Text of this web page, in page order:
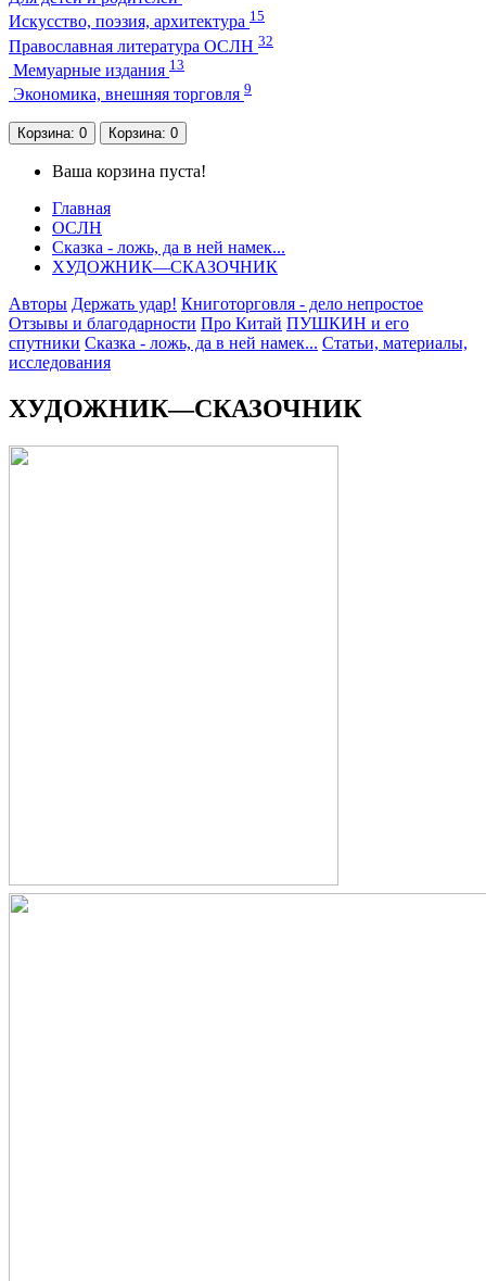
Искусство, поэзия, архитектура 15
Православная литература ОСЛН 32
Мемуарные издания 13
Экономика, внешняя торговля 9
Корзина: 0 Корзина: 0
Ваша корзина пуста!
Главная
ОСЛН
Сказка - ложь, да в ней намек...
ХУДОЖНИК—СКАЗОЧНИК
Авторы Держать удар! Книготорговля - дело непростое
Отзывы и благодарности Про Китай ПУШКИН и его
спутники Сказка - ложь, да в ней намек... Статьи, материалы,
исследования
ХУДОЖНИК—СКАЗОЧНИК